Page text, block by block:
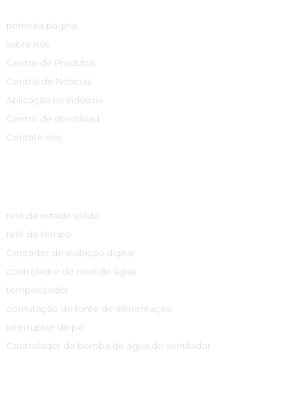
primeira página
sobre nós
Centro de Produtos
Central de Notícias
Aplicação na indústria
Centro de download
Contate-nos
relé de estado sólido
relé de tempo
Contador de exibição digital
controlador de nível de água
temporizador
comutação de fonte de alimentação
Interruptor de pé
Controlador da bomba de água do ventilador